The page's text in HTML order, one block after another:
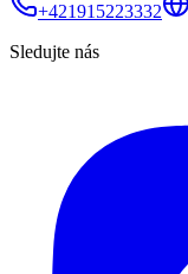
+421915223332
Sledujte nás